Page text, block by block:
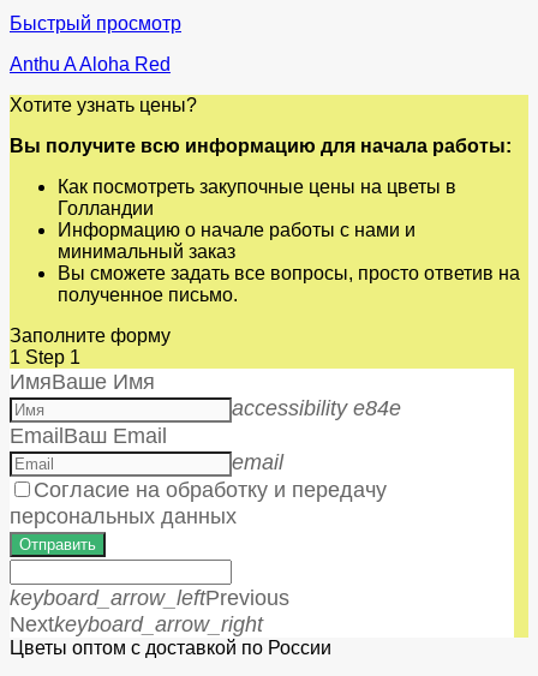
Быстрый просмотр
Anthu A Aloha Red
Хотите узнать цены?
Вы получите всю информацию для начала работы:
Как посмотреть закупочные цены на цветы в
Голландии
Информацию о начале работы с нами и
минимальный заказ
Вы сможете задать все вопросы, просто ответив на
полученное письмо.
Заполните форму
1 Step 1
ИмяВаше Имя
accessibility e84e
EmailВаш Email
email
Согласие на обработку и передачу
персональных данных
Отправить
keyboard_arrow_leftPrevious
Nextkeyboard_arrow_right
Цветы оптом с доставкой по России